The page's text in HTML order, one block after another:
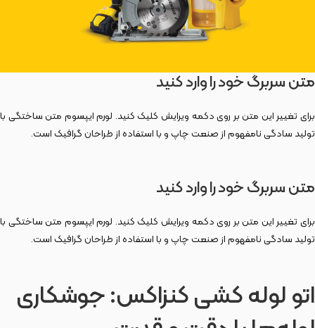
متن سربرگ خود را وارد کنید
برای تغییر این متن بر روی دکمه ویرایش کلیک کنید. لورم ایپسوم متن ساختگی با
تولید سادگی نامفهوم از صنعت چاپ و با استفاده از طراحان گرافیک است.
متن سربرگ خود را وارد کنید
برای تغییر این متن بر روی دکمه ویرایش کلیک کنید. لورم ایپسوم متن ساختگی با
تولید سادگی نامفهوم از صنعت چاپ و با استفاده از طراحان گرافیک است.
اتو لوله کشی کنزاکس: جوشکاری